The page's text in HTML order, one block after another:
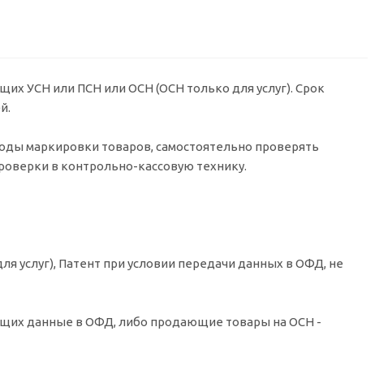
УСН или ПСН или ОСН (ОСН только для услуг). Срок
маркировки товаров, самостоятельно проверять
в контрольно-кассовую технику.
услуг), Патент при условии передачи данных в ОФД, не
данные в ОФД, либо продающие товары на ОСН -